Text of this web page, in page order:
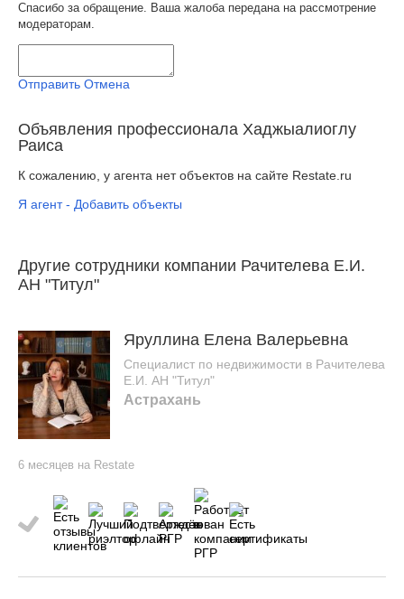
Спасибо за обращение. Ваша жалоба передана на рассмотрение
модераторам.
Отправить Отмена
Объявления профессионала Хаджыалиоглу
Раиса
К сожалению, у агента нет объектов на сайте Restate.ru
Я агент - Добавить объекты
Другие сотрудники компании Рачителева Е.И.
АН "Титул"
Яруллина Елена Валерьевна
Специалист по недвижимости в Рачителева
Е.И. АН "Титул"
Астрахань
6 месяцев на Restate